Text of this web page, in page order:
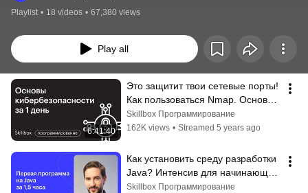
Playlist • 18 videos • 67,380 views
Play all
6:41:40
Это защитит твои сетевые порты!
Как пользоваться Nmap. Основы
кибербезопасности.
Skillbox Программирование
162K views • Streamed 5 years ago
Как установить среду разработки
Java? Интенсив для начинающих
программистов
Skillbox Программирование